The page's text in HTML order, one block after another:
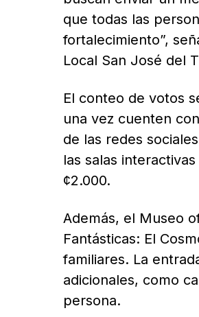
que todas las
fortalecimiento”,
Local San José del
El conteo de votos
una vez cuenten
de las redes
las salas
¢2.000.
Además, el Museo
Fantásticas: El
familiares. La
adicionales, como
persona.